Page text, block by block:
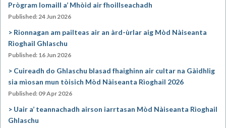
Prògram Iomaill a’ Mhòid air fhoillseachadh
Published: 24 Jun 2026
Rionnagan am pailteas air an àrd-ùrlar aig Mòd Nàiseanta
Rìoghail Ghlaschu
Published: 16 Jun 2026
Cuireadh do Ghlaschu blasad fhaighinn air cultar na Gàidhlig
sia mìosan mun tòisich Mòd Nàiseanta Rìoghail 2026
Published: 09 Apr 2026
Uair a’ teannachadh airson iarrtasan Mòd Nàiseanta Rìoghail
Ghlaschu